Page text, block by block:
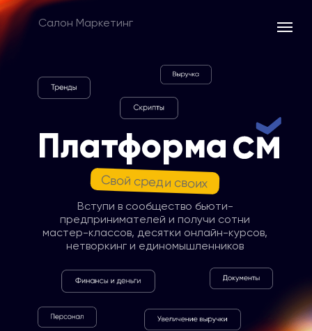
Вступи в сообщество бьюти-
предпринимателей и получи сотни
мастер-классов, десятки онлайн-курсов,
нетворкинг и единомышленников
Салон Маркетинг
Платформа
Свой среди своих